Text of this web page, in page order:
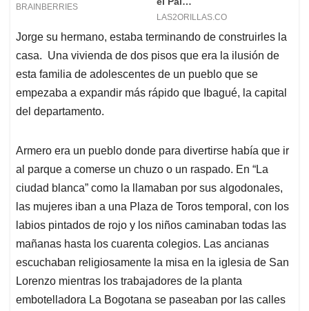
Jorge su hermano, estaba terminando de construirles la
casa. Una vivienda de dos pisos que era la ilusión de
esta familia de adolescentes de un pueblo que se
empezaba a expandir más rápido que Ibagué, la capital
del departamento.
Armero era un pueblo donde para divertirse había que ir
al parque a comerse un chuzo o un raspado. En “La
ciudad blanca” como la llamaban por sus algodonales,
las mujeres iban a una Plaza de Toros temporal, con los
labios pintados de rojo y los niños caminaban todas las
mañanas hasta los cuarenta colegios. Las ancianas
escuchaban religiosamente la misa en la iglesia de San
Lorenzo mientras los trabajadores de la planta
embotelladora La Bogotana se paseaban por las calles